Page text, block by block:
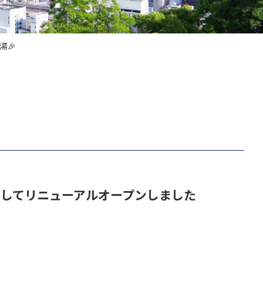
🎉
てリニューアルオープンしました